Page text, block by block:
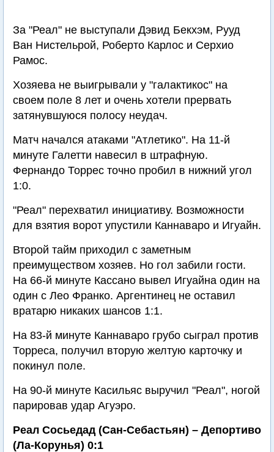
За "Реал" не выступали Дэвид Бекхэм, Рууд
Ван Нистельрой, Роберто Карлос и Серхио
Рамос.
Хозяева не выигрывали у "галактикос" на
своем поле 8 лет и очень хотели прервать
затянувшуюся полосу неудач.
Матч начался атаками "Атлетико". На 11-й
минуте Галетти навесил в штрафную.
Фернандо Торрес точно пробил в нижний угол
1:0.
"Реал" перехватил инициативу. Возможности
для взятия ворот упустили Каннаваро и Игуайн.
Второй тайм приходил с заметным
преимуществом хозяев. Но гол забили гости.
На 66-й минуте Кассано вывел Игуайна один на
один с Лео Франко. Аргентинец не оставил
вратарю никаких шансов 1:1.
На 83-й минуте Каннаваро грубо сыграл против
Торреса, получил вторую желтую карточку и
покинул поле.
На 90-й минуте Касильяс выручил "Реал", ногой
парировав удар Агуэро.
Реал Сосьедад (Сан-Себастьян) – Депортиво
(Ла-Корунья) 0:1